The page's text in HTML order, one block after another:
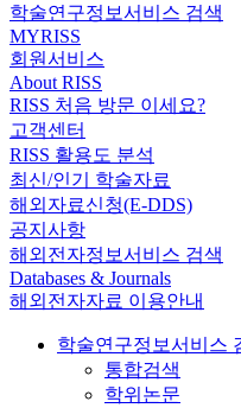
학술연구정보서비스 검색
MYRISS
회원서비스
About RISS
RISS 처음 방문 이세요?
고객센터
RISS 활용도 분석
최신/인기 학술자료
해외자료신청(E-DDS)
공지사항
해외전자정보서비스 검색
Databases & Journals
해외전자자료 이용안내
학술연구정보서비스
통합검색
학위논문